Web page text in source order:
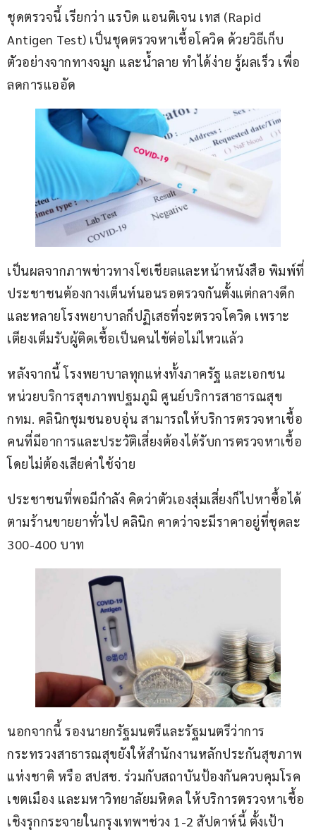
ชุดตรวจนี้ เรียกว่า แรบิด แอนติเจน เทส (Rapid
Antigen Test) เป็นชุดตรวจหาเชื้อโควิด ด้วยวิธีเก็บ
ตัวอย่างจากทางจมูก และน้ำลาย ทำได้ง่าย รู้ผลเร็ว เพื่อ
ลดการแออัด
เป็นผลจากภาพข่าวทางโซเชียลและหน้าหนังสือ พิมพ์ที่
ประชาชนต้องกางเต็นท์นอนรอตรวจกันตั้งแต่กลางดึก
และหลายโรงพยาบาลก็ปฏิเสธที่จะตรวจโควิด เพราะ
เตียงเต็มรับผู้ติดเชื้อเป็นคนไข้ต่อไม่ไหวแล้ว
หลังจากนี้ โรงพยาบาลทุกแห่งทั้งภาครัฐ และเอกชน
หน่วยบริการสุขภาพปฐมภูมิ ศูนย์บริการสาธารณสุข
กทม. คลินิกชุมชนอบอุ่น สามารถให้บริการตรวจหาเชื้อ
คนที่มีอาการและประวัติเสี่ยงต้องได้รับการตรวจหาเชื้อ
โดยไม่ต้องเสียค่าใช้จ่าย
ประชาชนที่พอมีกำลัง คิดว่าตัวเองสุ่มเสี่ยงก็ไปหาซื้อได้
ตามร้านขายยาทั่วไป คลินิก คาดว่าจะมีราคาอยู่ที่ชุดละ
300-400 บาท
นอกจากนี้ รองนายกรัฐมนตรีและรัฐมนตรีว่าการ
กระทรวงสาธารณสุขยังให้สำนักงานหลักประกันสุขภาพ
แห่งชาติ หรือ สปสช. ร่วมกับสถาบันป้องกันควบคุมโรค
เขตเมือง และมหาวิทยาลัยมหิดล ให้บริการตรวจหาเชื้อ
เชิงรุกกระจายในกรุงเทพฯช่วง 1-2 สัปดาห์นี้ ตั้งเป้า